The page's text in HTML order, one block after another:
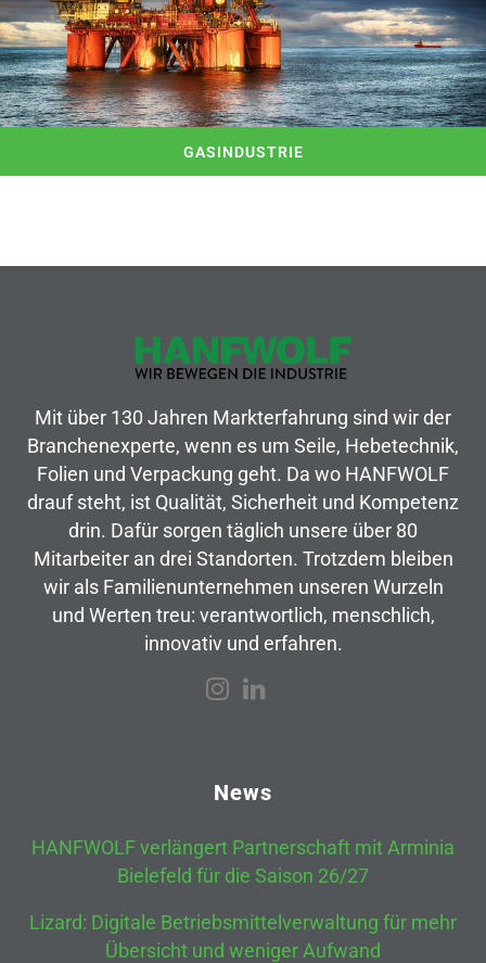
GASINDUSTRIE
Mit über 130 Jahren Markterfahrung sind wir der
Branchenexperte, wenn es um Seile, Hebetechnik,
Folien und Verpackung geht. Da wo HANFWOLF
drauf steht, ist Qualität, Sicherheit und Kompetenz
drin. Dafür sorgen täglich unsere über 80
Mitarbeiter an drei Standorten. Trotzdem bleiben
wir als Familienunternehmen unseren Wurzeln
und Werten treu: verantwortlich, menschlich,
innovativ und erfahren.
News
HANFWOLF verlängert Partnerschaft mit Arminia
Bielefeld für die Saison 26/27
Lizard: Digitale Betriebsmittelverwaltung für mehr
Übersicht und weniger Aufwand